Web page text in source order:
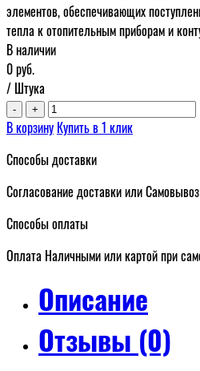
элементов, обеспечивающих
тепла к отопительным приборам и
В наличии
0руб.
/ Штука
- +
В корзину Купить в 1 клик
Способы доставки
Согласование доставки или
Способы оплаты
Оплата Наличными или картой при
Описание
Отзывы (0)